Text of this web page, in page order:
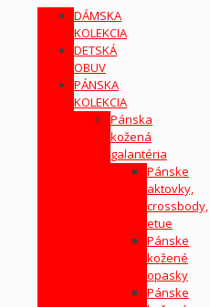
DÁMSKA
KOLEKCIA
DETSKÁ
OBUV
PÁNSKA
KOLEKCIA
Pánska
kožená
galantéria
Pánske
aktovky,
crossbody,
etue
Pánske
kožené
opasky
Pánske